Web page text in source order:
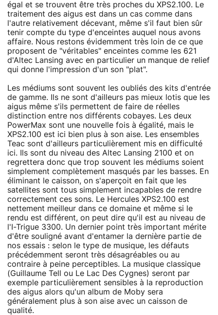
égal et se trouvent être très proches du XPS2.100. Le
traitement des aigus est dans un cas comme dans
l'autre relativement décevant, même s'il faut bien sûr
tenir compte du type d'enceintes auquel nous avons
affaire. Nous restons évidemment très loin de ce que
proposent de "véritables" enceintes comme les 621
d'Altec Lansing avec en particulier un manque de relief
qui donne l'impression d'un son "plat".
Les médiums sont souvent les oubliés des kits d'entrée
de gamme. Ils ne sont d'ailleurs pas mieux lotis que les
aigus même s'ils permettent de faire de réelles
distinction entre nos différents cobayes. Les deux
PowerMax sont une nouvelle fois à égalité, mais le
XPS2.100 est ici bien plus à son aise. Les ensembles
Teac sont d'ailleurs particulièrement mis en difficulté
ici. Ils sont du niveau des Altec Lansing 2100 et on
regrettera donc que trop souvent les médiums soient
simplement complètement masqués par les basses. En
éliminant le caisson, on s'aperçoit en fait que les
satellites sont tous simplement incapables de rendre
correctement ces sons. Le Hercules XPS2.100 est
nettement meilleur dans ce domaine et même si le
rendu est différent, on peut dire qu'il est au niveau de
l'I-Trigue 3300. Un dernier point très important mérite
d'être souligné avant d'entamer la dernière partie de
nos essais : selon le type de musique, les défauts
précédemment seront très désagréables ou au
contraire à peine perceptibles. La musique classique
(Guillaume Tell ou Le Lac Des Cygnes) seront par
exemple particulièrement sensibles à la reproduction
des aigus alors qu'un album de Moby sera
généralement plus à son aise avec un caisson de
qualité.